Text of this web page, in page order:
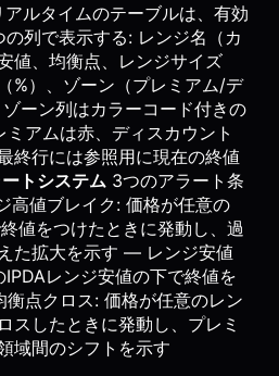
ルタイムのテーブルは、有効
列で表示する: レンジ名（カ
値、均衡点、レンジサイズ
%）、ゾーン（プレミアム/デ
ーン列はカラーコード付きの
アムは赤、ディスカウント
終行には参照用に現在の終値
トシステム 3つのアラート条
値ブレイク: 価格が任意の
値をつけたときに発動し、過
た拡大を示す — レンジ安値
レンジ安値の下で終値を
点クロス: 価格が任意のレン
スしたときに発動し、プレミ
域間のシフトを示す